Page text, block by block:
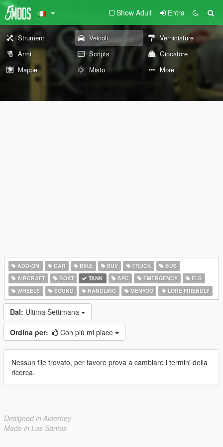
Show Adult Entra
Strumenti Veicoli
Verniciature
Armi
Scripts
Giocatore
Mappe
Misto More
ADD-ON CAR BIKE SUV TRUCK
BUS
AIRCRAFT
BOAT TANK APC EMERGENCY
ELS
WHEELS
SOUND HANDLING MENYOO LORE FRIENDLY
Dal: Ultima Settimana
Ordina per: Con più mi piace
Nessun file trovato, per favore prova a cambiare i termini della
ricerca.
Designed in Alderney
Made in Los Santos